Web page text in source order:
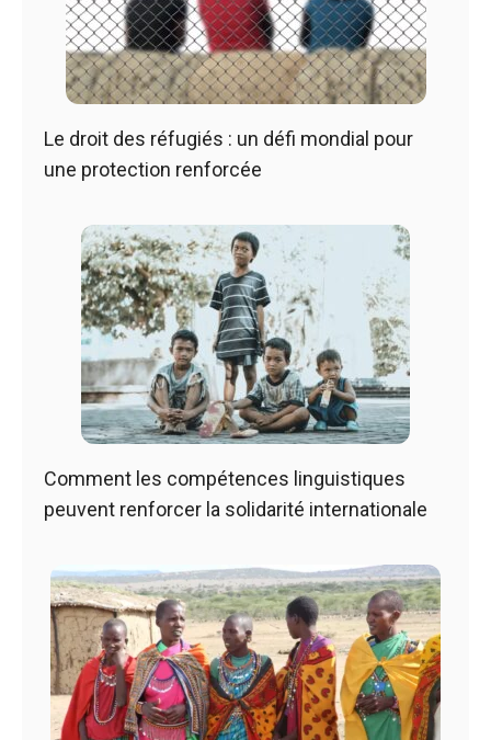
Le droit des réfugiés : un défi mondial pour
une protection renforcée
Comment les compétences linguistiques
peuvent renforcer la solidarité internationale